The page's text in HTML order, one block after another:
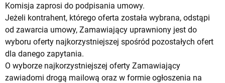
Komisja zaprosi do podpisania umowy.
Jeżeli kontrahent, którego oferta została wybrana, odstąpi
od zawarcia umowy, Zamawiający uprawniony jest do
wyboru oferty najkorzystniejszej spośród pozostałych ofert
dla danego zapytania.
O wyborze najkorzystniejszej oferty Zamawiający
zawiadomi drogą mailową oraz w formie ogłoszenia na